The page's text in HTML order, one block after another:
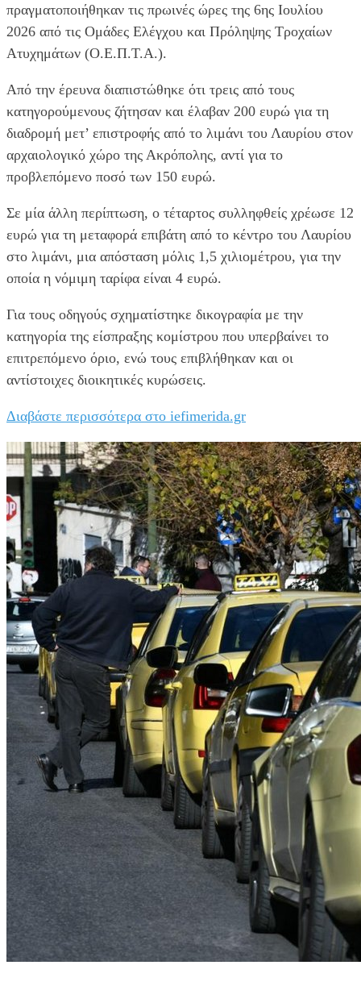
πραγματοποιήθηκαν τις πρωινές ώρες της 6ης Ιουλίου
2026 από τις Ομάδες Ελέγχου και Πρόληψης Τροχαίων
Ατυχημάτων (Ο.Ε.Π.Τ.Α.).
Από την έρευνα διαπιστώθηκε ότι τρεις από τους
κατηγορούμενους ζήτησαν και έλαβαν 200 ευρώ για τη
διαδρομή μετ’ επιστροφής από το λιμάνι του Λαυρίου στον
αρχαιολογικό χώρο της Ακρόπολης, αντί για το
προβλεπόμενο ποσό των 150 ευρώ.
Σε μία άλλη περίπτωση, ο τέταρτος συλληφθείς χρέωσε 12
ευρώ για τη μεταφορά επιβάτη από το κέντρο του Λαυρίου
στο λιμάνι, μια απόσταση μόλις 1,5 χιλιομέτρου, για την
οποία η νόμιμη ταρίφα είναι 4 ευρώ.
Για τους οδηγούς σχηματίστηκε δικογραφία με την
κατηγορία της είσπραξης κομίστρου που υπερβαίνει το
επιτρεπόμενο όριο, ενώ τους επιβλήθηκαν και οι
αντίστοιχες διοικητικές κυρώσεις.
Διαβάστε περισσότερα στο iefimerida.gr